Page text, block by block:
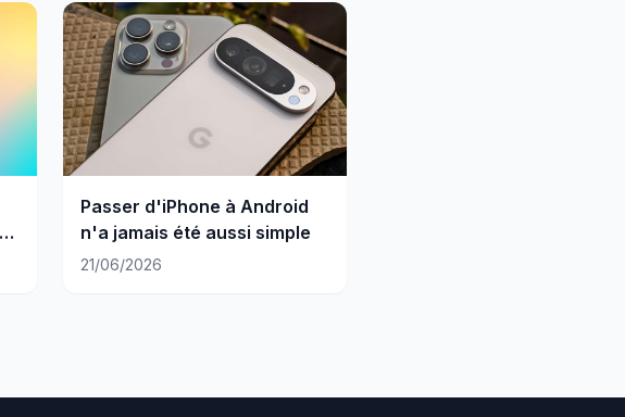
Passer d'iPhone à Android
n'a jamais été aussi simple
21/06/2026